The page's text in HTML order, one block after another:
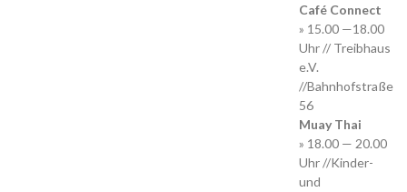
Café Connect
» 15.00 —18.00
Uhr // Treibhaus
e.V.
//Bahnhofstraße
56
Muay Thai
» 18.00 — 20.00
Uhr //Kinder-
und